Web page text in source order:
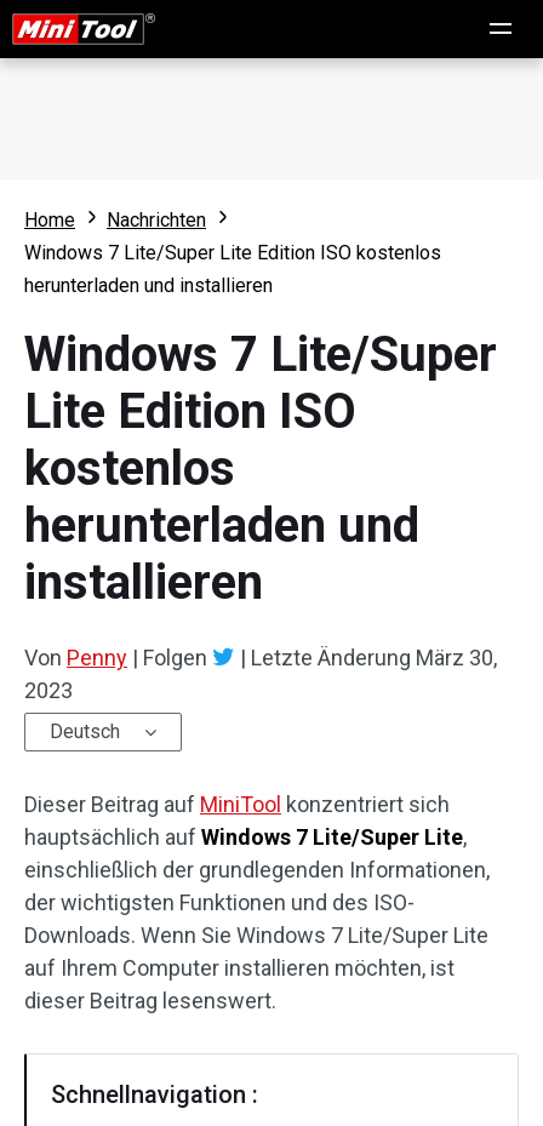
Home
Nachrichten
Windows 7 Lite/Super Lite Edition ISO kostenlos
herunterladen und installieren
Windows 7 Lite/Super
Lite Edition ISO
kostenlos
herunterladen und
installieren
Von Penny | Folgen | Letzte Änderung März 30,
2023
Deutsch
Dieser Beitrag auf MiniTool konzentriert sich
hauptsächlich auf Windows 7 Lite/Super Lite,
einschließlich der grundlegenden Informationen,
der wichtigsten Funktionen und des ISO-
Downloads. Wenn Sie Windows 7 Lite/Super Lite
auf Ihrem Computer installieren möchten, ist
dieser Beitrag lesenswert.
Schnellnavigation :